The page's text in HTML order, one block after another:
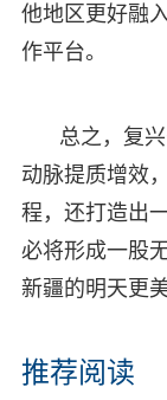
他地区更好融
作平台。
总之，复
动脉提质增效
程，还打造出
必将形成一股
新疆的明天更
推荐阅读